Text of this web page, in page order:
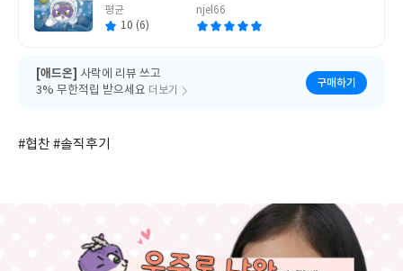
평균
10 (6)
njel66
[애드온] 사락에 리뷰 쓰고
3% 무한적립 받으세요 더보기
구매하기
#협찬 #솔직후기